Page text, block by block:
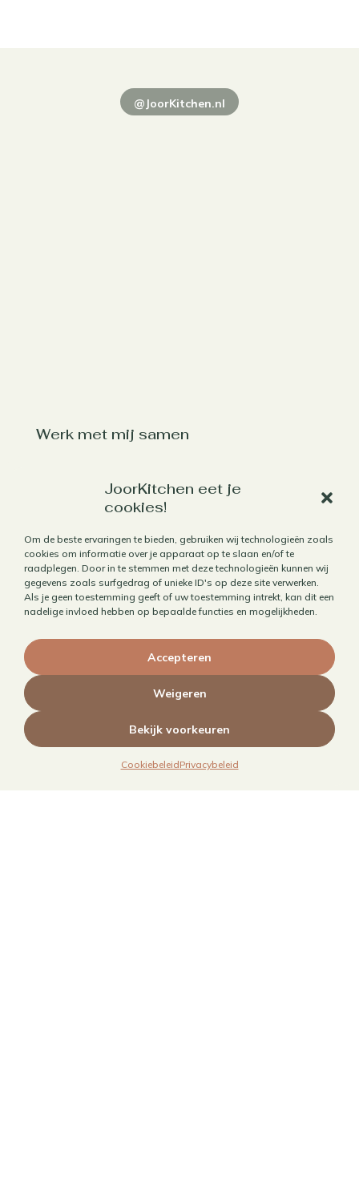
JoorKitchen eet je
cookies!
Om de beste ervaringen te bieden, gebruiken wij technologieën zoals
cookies om informatie over je apparaat op te slaan en/of te
raadplegen. Door in te stemmen met deze technologieën kunnen wij
gegevens zoals surfgedrag of unieke ID's op deze site verwerken.
Als je geen toestemming geeft of uw toestemming intrekt, kan dit een
nadelige invloed hebben op bepaalde functies en mogelijkheden.
Accepteren
Weigeren
Bekijk voorkeuren
CookiebeleidPrivacybeleid
@JoorKitchen.nl
Werk met mij samen
Horecafotografie
Brandingfotografie voor foodies
Foodfotografie
Kookboekfotografie
MAIN – Contentjaarabonnement